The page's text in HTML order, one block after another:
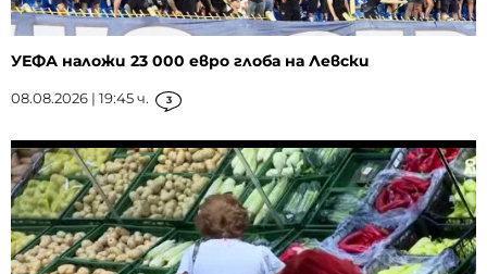
УЕФА наложи 23 000 евро глоба на Левски
08.08.2026 | 19:45 ч. 3